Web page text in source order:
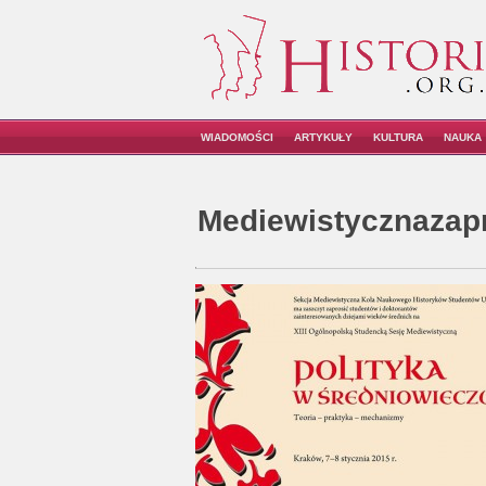
WIADOMOŚCI ARTYKUŁY KULTURA NAUKA